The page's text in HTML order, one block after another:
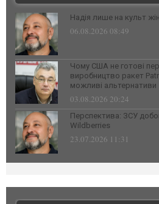
Надія лише на культ
06.08.2026 08:49
Чому США не готові
виробництво ракет
можливі альтернативи
03.08.2026 20:24
Перспектива: ЗСУ
Wildberries
23.07.2026 11:31